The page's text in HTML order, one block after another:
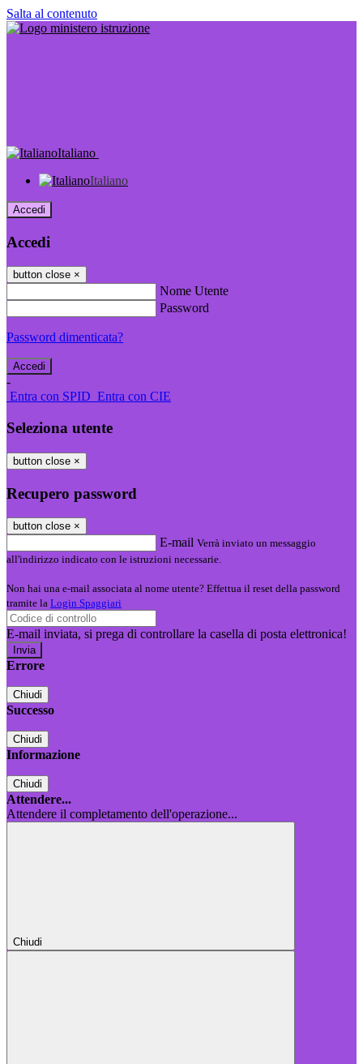
Salta al contenuto
Italiano
Italiano
Accedi
Accedi
button close ×
Nome Utente
Password
Password dimenticata?
-
Entra con SPID Entra con CIE
Seleziona utente
button close ×
Recupero password
button close ×
E-mail Verrà inviato un messaggio
all'indirizzo indicato con le istruzioni necessarie.
Non hai una e-mail associata al nome utente? Effettua il reset della password
tramite la Login Spaggiari
E-mail inviata, si prega di controllare la casella di posta elettronica!
Errore
Chiudi
Successo
Chiudi
Informazione
Chiudi
Attendere...
Attendere il completamento dell'operazione...
Chiudi